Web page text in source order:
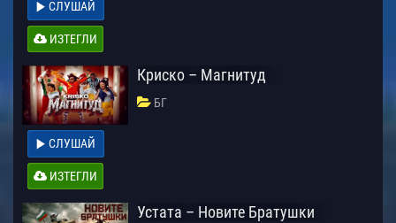
СЛУШАЙ
ИЗТЕГЛИ
Криско – Магнитуд
БГ
СЛУШАЙ
ИЗТЕГЛИ
Устата – Новите Братушки